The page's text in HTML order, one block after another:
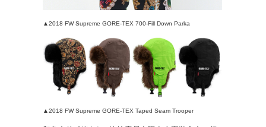
▲2018 FW Supreme GORE-TEX 700-Fill Down Parka
▲2018 FW Supreme GORE-TEX Taped Seam Trooper